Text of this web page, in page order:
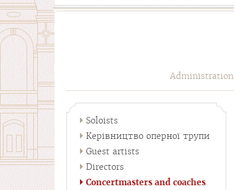
Administration
Soloists
Керівництво оперної трупи
Guest artists
Directors
Concertmasters and coaches